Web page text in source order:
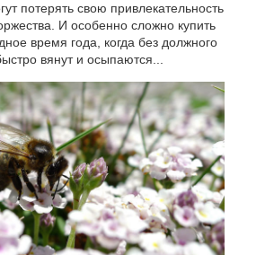
потерять свою привлекательность
И особенно сложно купить
время года, когда без должного
вянут и осыпаются...